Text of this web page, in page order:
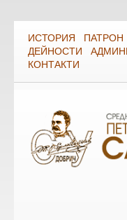
ИСТОРИЯ ПАТРОН
ДЕЙНОСТИ
КОНТАКТИ